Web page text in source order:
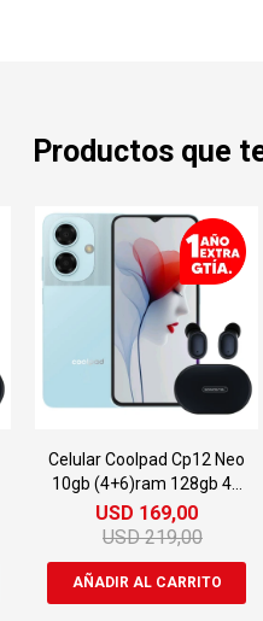
Productos que
Celular Coolpad Cp12 Neo
10gb (4+6)ram 128gb 4g
+ Regalo
USD 169,00
USD 219,00